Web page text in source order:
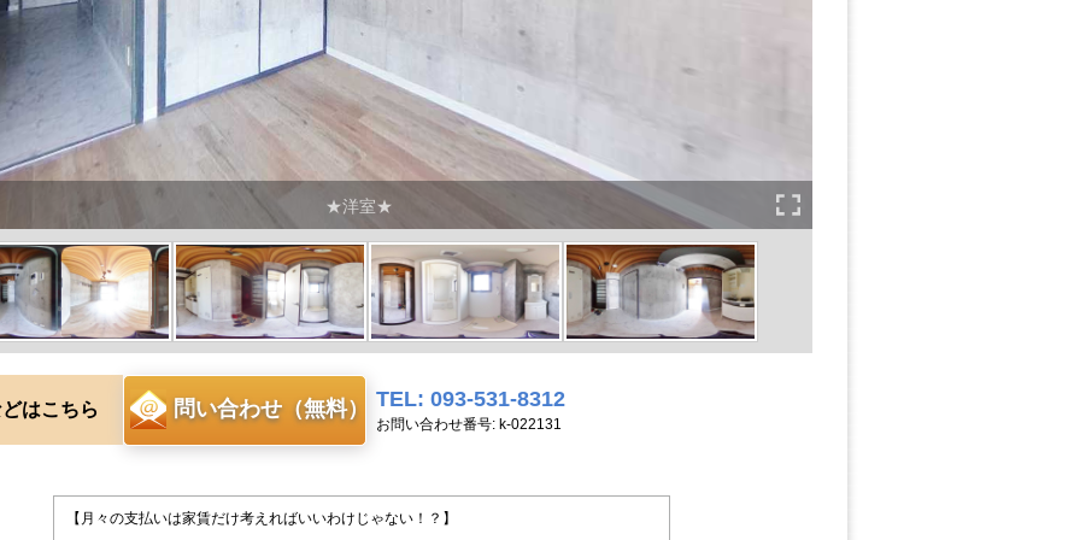
★洋室★
はこちら 問い合わせ（無料） TEL: 093-531-8312
お問い合わせ番号: k-022131
【月々の支払いは家賃だけ考えればいいわけじゃない！？】